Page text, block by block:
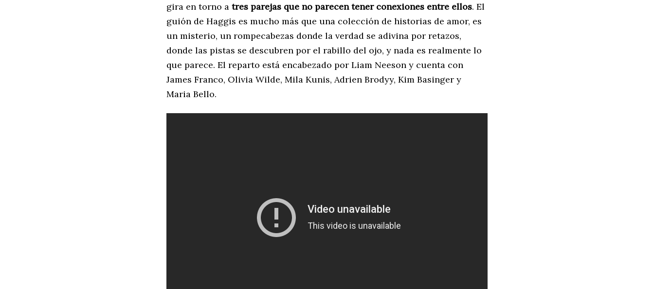
gira en torno a tres parejas que no parecen tener conexiones entre ellos. El
guión de Haggis es mucho más que una colección de historias de amor, es
un misterio, un rompecabezas donde la verdad se adivina por retazos,
donde las pistas se descubren por el rabillo del ojo, y nada es realmente lo
que parece. El reparto está encabezado por Liam Neeson y cuenta con
James Franco, Olivia Wilde, Mila Kunis, Adrien Brodyy, Kim Basinger y
Maria Bello.